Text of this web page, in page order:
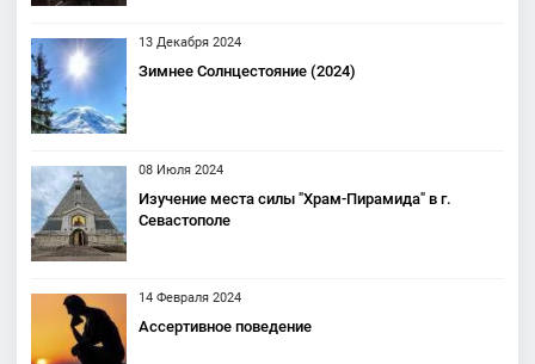
13 Декабря 2024
Зимнее Солнцестояние (2024)
08 Июля 2024
Изучение места силы "Храм-Пирамида" в г.
Севастополе
14 Февраля 2024
Ассертивное поведение